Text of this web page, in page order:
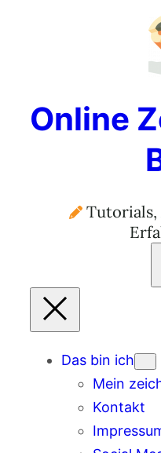
Online
Tutorials,
Das bin ich
Mein
Kontakt